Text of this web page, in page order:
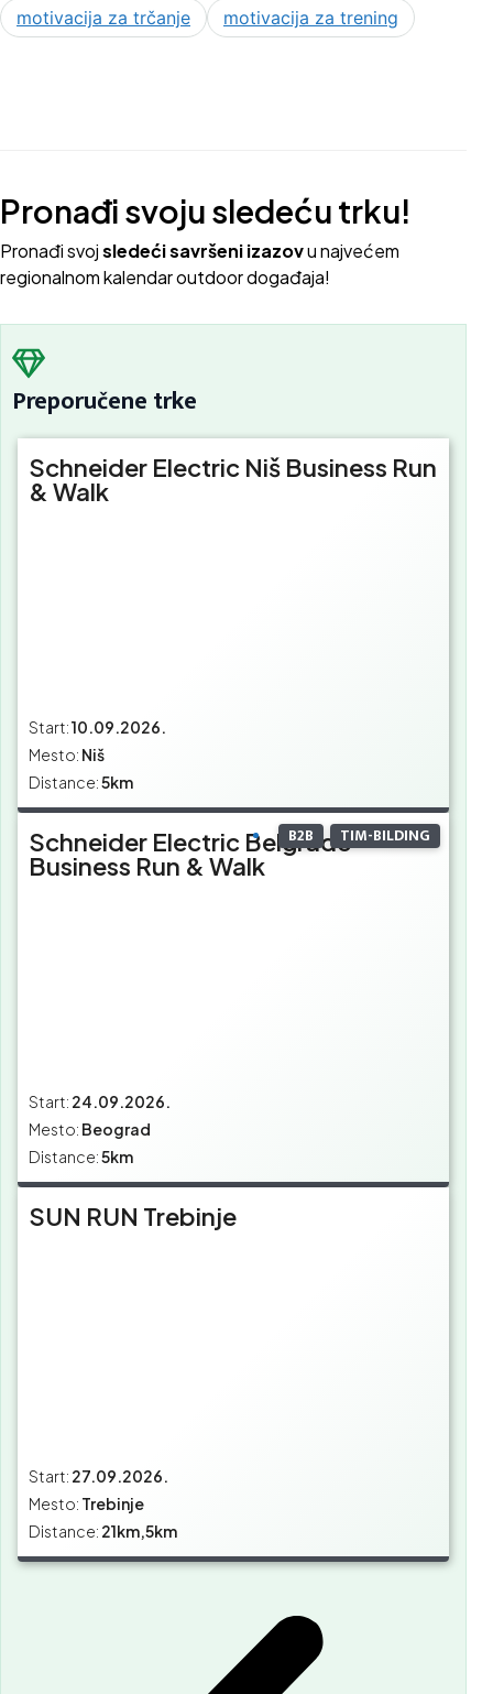
motivacija za trčanje motivacija za trening
Pronađi svoju sledeću trku!
Pronađi svojsledeći savršeni izazovu najvećem
regionalnom kalendar outdoor događaja!
Preporučene trke
Schneider Electric Niš Business Run
& Walk
Start:10.09.2026.
Mesto: Niš
Distance:5km
B2B TIM-BILDING
Schneider Electric Belgrade
Business Run & Walk
Start: 24.09.2026.
Mesto: Beograd
Distance:5km
SUN RUN Trebinje
Start: 27.09.2026.
Mesto: Trebinje
Distance: 21km,5km